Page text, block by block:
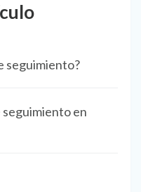
seguimiento?
seguimiento en